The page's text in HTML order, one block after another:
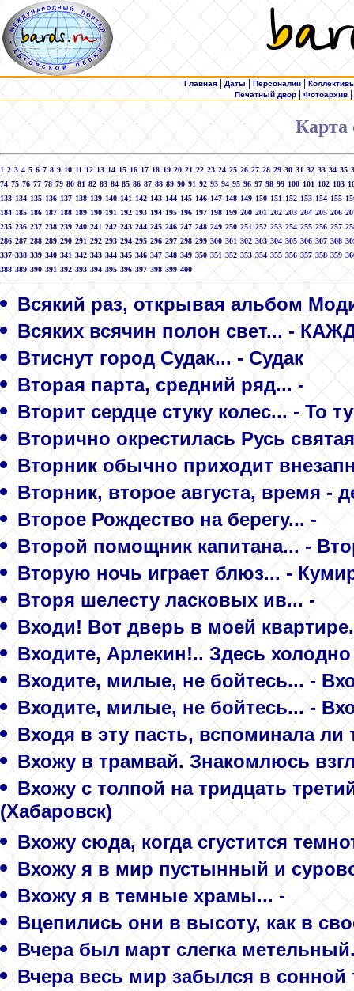
Главная| Даты Персоналии|
Печатный двор| Фотоархив
Карта
1 2 3 4 5 6 7 8 9 10 11 12 13 14 15 16 17 18 19 20 21 22 23 24 25 26 27 28 29 30 31 32 33 34 35
74 75 76 77 78 79 80 81 82 83 84 85 86 87 88 89 90 91 92 93 94 95 96 97 98 99 100 101 102 103
133 134 135 136 137 138 139 140 141 142 143 144 145 146 147 148 149 150 151 152 153 154 155
184 185 186 187 188 189 190 191 192 193 194 195 196 197 198 199 200 201 202 203 204 205 206
235 236 237 238 239 240 241 242 243 244 245 246 247 248 249 250 251 252 253 254 255 256 257
286 287 288 289 290 291 292 293 294 295 296 297 298 299 300 301 302 303 304 305 306 307 308
337 338 339 340 341 342 343 344 345 346 347 348 349 350 351 352 353 354 355 356 357 358 359
388 389 390 391 392 393 394 395 396 397 398 399 400
Всякий раз, открывая альбом
Всяких всячин полон свет... -
Втиснут город Судак... - Судак
Вторая парта, средний ряд... -
Вторит сердце стуку колес... - То
Вторично окрестилась Русь
Вторник обычно приходит
Вторник, второе августа, время -
Второе Рождество на берегу... -
Второй помощник капитана... -
Вторую ночь играет блюз... -
Вторя шелесту ласковых ив... -
Входи! Вот дверь в моей
Входите, Арлекин!.. Здесь
Входите, милые, не бойтесь... -
Входите, милые, не бойтесь... -
Входя в эту пасть, вспоминала
Вхожу в трамвай. Знакомлюсь
Вхожу с толпой на тридцать
(Хабаровск)
Вхожу сюда, когда сгустится
Вхожу я в мир пустынный и
Вхожу я в темные храмы... -
Вцепились они в высоту, как в
Вчера был март слегка
Вчера весь мир забылся в